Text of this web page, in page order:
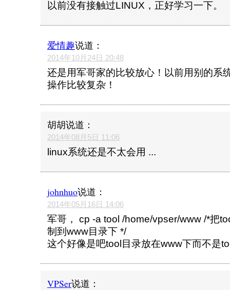
以前没有接触过LINUX，正好学习一下。
爱情趣说道：
2014年10月24日 20:48
还是用军哥家的比较放心！以前用别的系
操作比较复杂！
胡胡说道：
2014年08月5日 11:06
linux系统还是不太会用 ...
johnhuo说道：
2014年05月16日 14:06
军哥， cp -a tool /home/vpser/www /*把
制到www目录下 */
这个好像是吧tool目录放在www下而不是
VPSer说道：